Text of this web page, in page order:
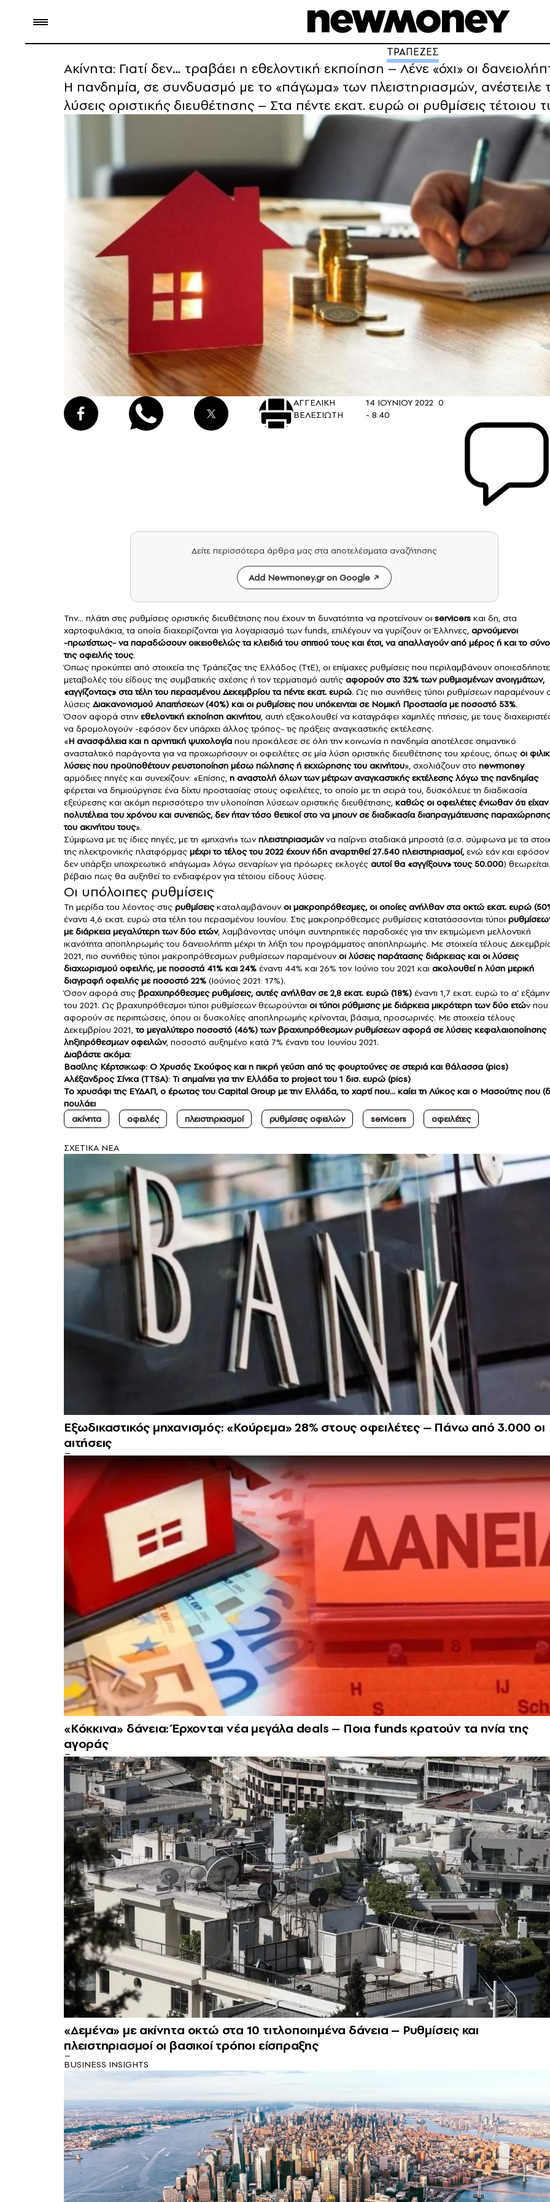
ΤΡΑΠΕΖΕΣ
Ακίνητα: Γιατί δεν… τραβάει η εθελοντική εκποίηση – Λένε «όχι» οι
Η πανδημία, σε συνδυασμό με το «πάγωμα» των πλειστηριασμών, ανέστειλε
λύσεις οριστικής διευθέτησης – Στα πέντε εκατ. ευρώ οι ρυθμίσεις τέτοιου
ΑΓΓΕΛΙΚΗ
ΒΕΛΕΣΙΩΤΗ
14 ΙΟΥΝΙΟΥ 2022
- 8:40
0
Δείτε περισσότερα άρθρα μας στα αποτελέσματα αναζήτησης
Add Newmoney.gr on Google
Την… πλάτη στις ρυθμίσεις οριστικής διευθέτησης που έχουν τη δυνατότητα να προτείνουν οι servicers και δη, στα
χαρτοφυλάκια, τα οποία διαχειρίζονται για λογαριασμό των funds, επιλέγουν να γυρίζουν οι Έλληνες, αρνούμενοι
-πρωτίστως- να παραδώσουν οικειοθελώς τα κλειδιά του σπιτιού τους και έτσι, να απαλλαγούν από μέρος ή και το
τηςοφειλήςτους.
Όπως προκύπτει από στοιχεία της Τράπεζας της Ελλάδος (ΤτΕ), οι επίμαχες ρυθμίσεις που περιλαμβάνουν οποιεσδήποτε
μεταβολές του είδους της συμβατικής σχέσης ή τον τερματισμό αυτής αφορούν στο 32% των ρυθμισμένων ανοιγμάτων,
«αγγίζοντας» στα τέλη του περασμένου Δεκεμβρίου τα πέντε εκατ. ευρώ. Ως πιο συνήθεις τύποι ρυθμίσεων παραμένουν
λύσεις Διακανονισμού Απαιτήσεων (40%) και οι ρυθμίσεις που υπόκεινται σε Νομική Προστασία με ποσοστό 53%.
Όσον αφορά στηνεθελοντική εκποίηση ακινήτου, αυτή εξακολουθεί να καταγράφει χαμηλές πτήσεις, με τους
να δρομολογούν -εφόσον δεν υπάρχει άλλος τρόπος- τις πράξεις αναγκαστικής εκτέλεσης.
«Η ανασφάλεια και η αρνητική ψυχολογία που προκάλεσε σε όλη την κοινωνία η πανδημία αποτέλεσε σημαντικό
ανασταλτικό παράγοντα για να προχωρήσουν οι οφειλέτες σε μία λύση οριστικής διευθέτησης του χρέους, όπως οι
λύσεις που προϋποθέτουν ρευστοποίηση μέσω πώλησης ή εκχώρησης του ακινήτου», σχολιάζουν στο newmoney
αρμόδιες πηγές και συνεχίζουν: «Επίσης, η αναστολή όλων των μέτρων αναγκαστικής εκτέλεσης λόγω της πανδημίας
φέρεται να δημιούργησε ένα δίχτυ προστασίας στους οφειλέτες, το οποίο με τη σειρά του, δυσκόλευε τη διαδικασία
εξεύρεσης και ακόμη περισσότερο την υλοποίηση λύσεων οριστικής διευθέτησης, καθώς οι οφειλέτεςένιωθαν ότι είχαν
πολυτέλεια του χρόνου και συνεπώς, δεν ήταν τόσο θετικοί στο να μπουν σε διαδικασία διαπραγμάτευσης παραχώρησης
του ακινήτου τους».
Σύμφωνα με τις ίδιες πηγές, με τη «μηχανή» τωνπλειστηριασμών να παίρνει σταδιακά μπροστά (σ.σ. σύμφωνα με τα
της ηλεκτρονικής πλατφόρμας μέχρι το τέλος του 2022 έχουν ήδη αναρτηθεί 27.540 πλειστηριασμοί,ενώ εάν και εφόσον
δεν υπάρξει υποχρεωτικό «πάγωμα» λόγω σεναρίων για πρόωρες εκλογές αυτοί θα «αγγίξουν» τους 50.000) θεωρείται
βέβαιο πως θα αυξηθεί το ενδιαφέρον για τέτοιου είδους λύσεις.
Οι υπόλοιπες ρυθμίσεις
Τη μερίδα του λέοντος στις ρυθμίσειςκαταλαμβάνουνοι μακροπρόθεσμες, οι οποίες ανήλθαν στα οκτώ εκατ. ευρώ
έναντι 4,6 εκατ. ευρώ στα τέλη του περασμένου Ιουνίου. Στις μακροπρόθεσμες ρυθμίσεις κατατάσσονται τύποι
με διάρκεια μεγαλύτερη των δύο ετών, λαμβάνοντας υπόψη συντηρητικές παραδοχές για την εκτιμώμενη μελλοντική
ικανότητα αποπληρωμής του δανειολήπτη μέχρι τη λήξη του προγράμματος αποπληρωμής. Με στοιχεία τέλους
2021, πιο συνήθεις τύποι μακροπρόθεσμων ρυθμίσεων παραμένουνοι λύσεις παράτασης διάρκειας και οι λύσεις
διαχωρισμού οφειλής, με ποσοστά 41% και 24% έναντι 44% και 26% τον Ιούνιο του 2021 και ακολουθεί η λύση μερική
διαγραφή οφειλήςμε ποσοστό 22% (Ιούνιος 2021: 17%).
Όσον αφορά στις βραχυπρόθεσμες ρυθμίσεις, αυτές ανήλθαν σε 2,8 εκατ. ευρώ (18%) έναντι 1,7 εκατ. ευρώ το α’
του 2021. Ως βραχυπρόθεσμοι τύποι ρυθμίσεων θεωρούνται οι τύποι ρύθμισης με διάρκεια μικρότερη των δύο ετών που
αφορούν σε περιπτώσεις, όπου οι δυσκολίες αποπληρωμής κρίνονται, βάσιμα, προσωρινές. Με στοιχεία τέλους
Δεκεμβρίου 2021,το μεγαλύτερο ποσοστό (46%) των βραχυπρόθεσμων ρυθμίσεων αφορά σε λύσεις κεφαλαιοποίησης
ληξιπρόθεσμων οφειλών, ποσοστό αυξημένο κατά 7% έναντι του Ιουνίου 2021.
Διαβάστε ακόμα:
Βασίλης Κέρτσικωφ: Ο Χρυσός Σκούφος και η πικρή γεύση από τις φουρτούνες σε στεριά και θάλασσα (pics)
Αλέξανδρος Σίνκα (TTSA): Τι σημαίνει για την Ελλάδα το project του 1 δισ. ευρώ (pics)
Το χρυσάφι της ΕΥΔΑΠ, ο έρωτας του Capital Group με την Ελλάδα, το χαρτί που… καίει τη Λύκος και ο Μασούτης που
πουλάει
ακίνητα
οφειλές πλειστηριασμοί ρυθμίσεις οφειλών servicers οφειλέτες
ΣXETIKA NEA
Εξωδικαστικός μηχανισμός: «Koύρεμα» 28% στους οφειλέτες – Πάνω από 3.000 οι
αιτήσεις
«Κόκκινα» δάνεια: Έρχονται νέα μεγάλα deals – Ποια funds κρατούν τα ηνία της
αγοράς
«Δεμένα» με ακίνητα οκτώ στα 10 τιτλοποιημένα δάνεια – Ρυθμίσεις και
πλειστηριασμοί οι βασικοί τρόποι είσπραξης
BUSINESS INSIGHTS